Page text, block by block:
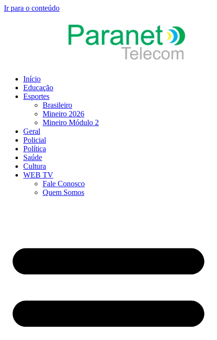
Ir para o conteúdo
Início
Educação
Esportes
Brasileiro
Mineiro 2026
Mineiro Módulo 2
Geral
Policial
Política
Saúde
Cultura
WEB TV
Fale Conosco
Quem Somos